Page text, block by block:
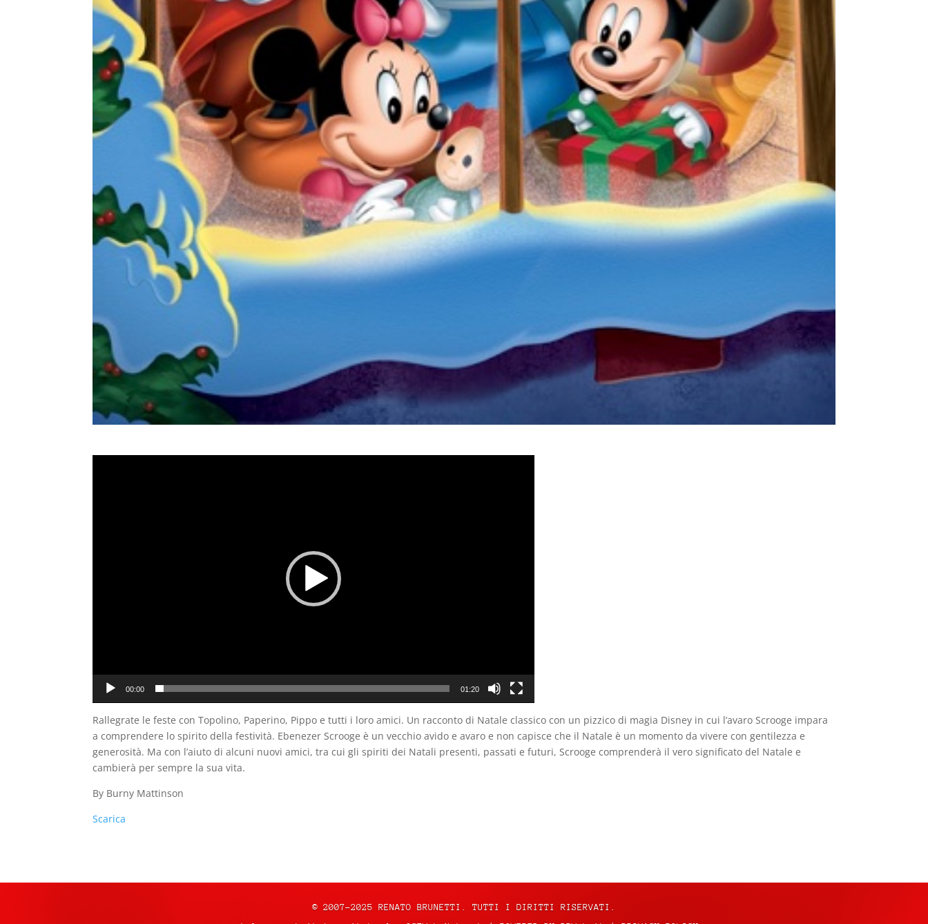
00:00 01:20
Rallegrate le feste con Topolino, Paperino, Pippo e tutti i loro amici. Un racconto di Natale classico con un pizzico di magia Disney in cui l’avaro Scrooge impara
a comprendere lo spirito della festività. Ebenezer Scrooge è un vecchio avido e avaro e non capisce che il Natale è un momento da vivere con gentilezza e
generosità. Ma con l’aiuto di alcuni nuovi amici, tra cui gli spiriti dei Natali presenti, passati e futuri, Scrooge comprenderà il vero significato del Natale e
cambierà per sempre la sua vita.
By Burny Mattinson
Scarica
© 2007-2025 RENATO BRUNETTI. TUTTI I DIRITTI RISERVATI.